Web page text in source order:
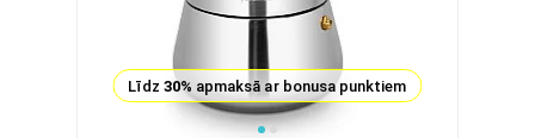
Līdz 30% apmaksā ar bonusa punktiem